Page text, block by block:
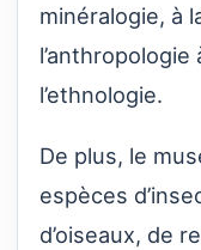
minéralogie, à
l’ethnologie.
De plus, le
espèces
d’oiseaux, de